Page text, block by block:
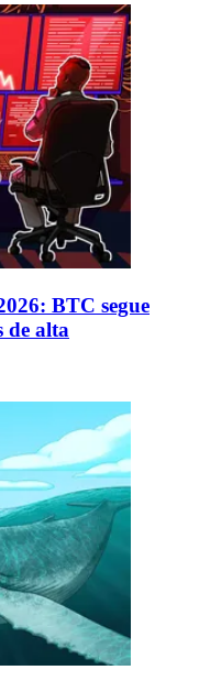
BTC segue
de alta